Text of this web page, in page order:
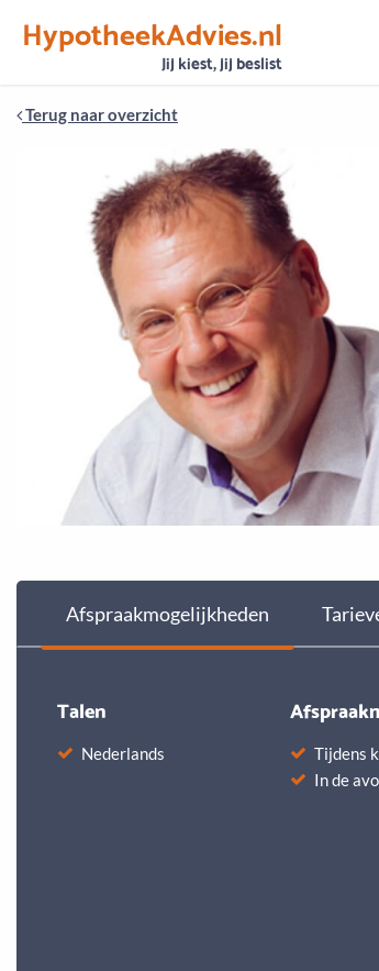
HypotheekAdvies.nl
Jij kiest, jij beslist
VertrouwenAlle basisgegevens zijn
Terug naar overzicht
Afspraakmogelijkheden
Talen
Nederlands
Tijdens
In de